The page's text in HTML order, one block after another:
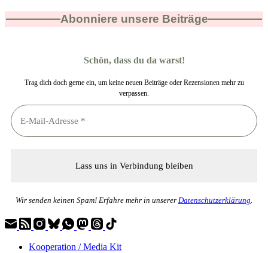
Abonniere unsere Beiträge
Schön, dass du da warst!
Trag dich doch gerne ein, um keine neuen Beiträge oder Rezensionen mehr zu
verpassen.
Wir senden keinen Spam! Erfahre mehr in unserer Datenschutzerklärung.
Kooperation / Media Kit